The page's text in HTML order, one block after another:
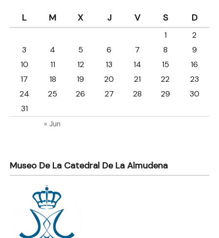
L M X J V S D
« Jun
1
2
3
4 5 6 7 8
9
10
11 12 13 14 15
16
17
18 19 20 21 22
23
24
25 26 27 28 29
30
31
Museo De La Catedral De La Almudena